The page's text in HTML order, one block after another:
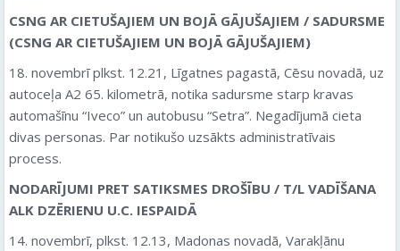
CSNG AR CIETUŠAJIEM UN BOJĀ GĀJUŠAJIEM / SADURSME
(CSNG AR CIETUŠAJIEM UN BOJĀ GĀJUŠAJIEM)
18. novembrī plkst. 12.21, Līgatnes pagastā, Cēsu novadā, uz
autoceļa A2 65. kilometrā, notika sadursme starp kravas
automašīnu “Iveco” un autobusu “Setra”. Negadījumā cieta
divas personas. Par notikušo uzsākts administratīvais
process.
NODARĪJUMI PRET SATIKSMES DROŠĪBU / T/L VADĪŠANA
ALK DZĒRIENU U.C. IESPAIDĀ
14. novembrī, plkst. 12.13, Madonas novadā, Varakļānu